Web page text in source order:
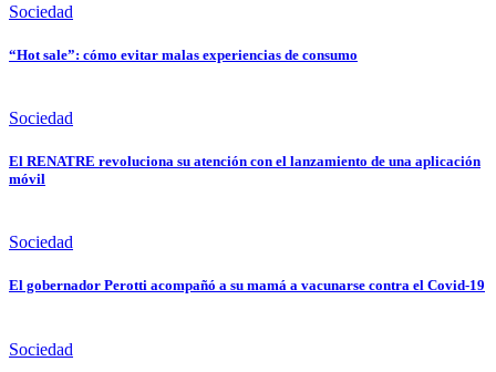
Sociedad
“Hot sale”: cómo evitar malas experiencias de consumo
Sociedad
El RENATRE revoluciona su atención con el lanzamiento de una aplicación
móvil
Sociedad
El gobernador Perotti acompañó a su mamá a vacunarse contra el Covid-19
Sociedad